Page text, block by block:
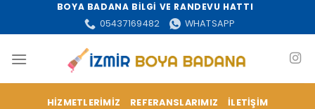
BOYA BADANA BİLGİ VE RANDEVU HATTI
05437169482
WHATSAPP
HIZMETLERIMIZ REFERANSLARIMIZ İLETIŞIM